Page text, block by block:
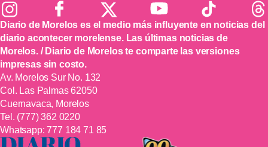
Diario de Morelos es el medio más influyente en noticias del
diario acontecer morelense. Las últimas noticias de
Morelos. / Diario de Morelos te comparte las versiones
impresas sin costo.
Av. Morelos Sur No. 132
Col. Las Palmas 62050
Cuernavaca, Morelos
Tel. (777) 362 0220
Whatsapp:777 184 71 85